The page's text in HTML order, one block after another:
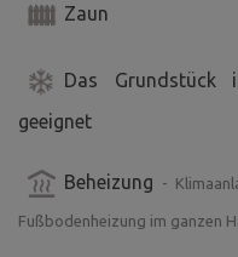
Zaun
Das Grundstück
geeignet
Beheizung -
Fußbodenheizung im ganzen